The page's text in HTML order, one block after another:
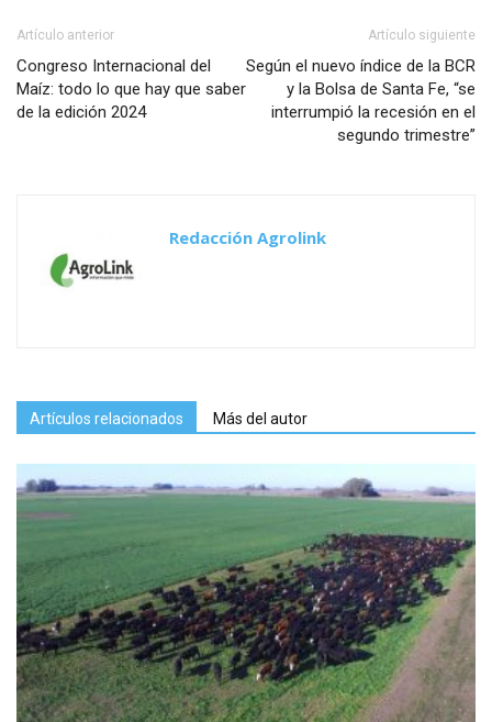
Artículo anterior
Congreso Internacional del
Maíz: todo lo que hay que saber
de la edición 2024
Artículo siguiente
Según el nuevo índice de la BCR
y la Bolsa de Santa Fe, “se
interrumpió la recesión en el
segundo trimestre”
Redacción Agrolink
Artículos relacionados Más del autor